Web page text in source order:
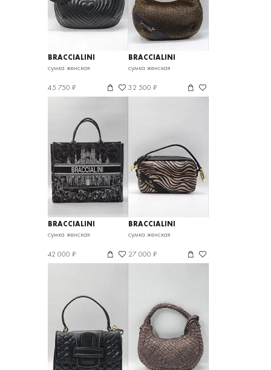
BRACCIALINI
сумка женская
45 750 ₽
BRACCIALINI
сумка женская
32 500 ₽
BRACCIALINI
сумка женская
42 000 ₽
BRACCIALINI
сумка женская
27 000 ₽